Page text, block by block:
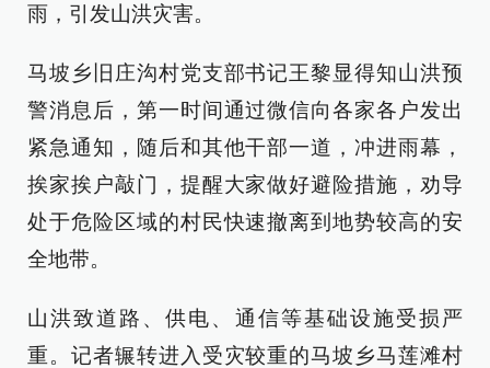
雨，引发山洪灾害。
马坡乡旧庄沟村党支部书记王黎显得知山洪预
警消息后，第一时间通过微信向各家各户发出
紧急通知，随后和其他干部一道，冲进雨幕，
挨家挨户敲门，提醒大家做好避险措施，劝导
处于危险区域的村民快速撤离到地势较高的安
全地带。
山洪致道路、供电、通信等基础设施受损严
重。记者辗转进入受灾较重的马坡乡马莲滩村